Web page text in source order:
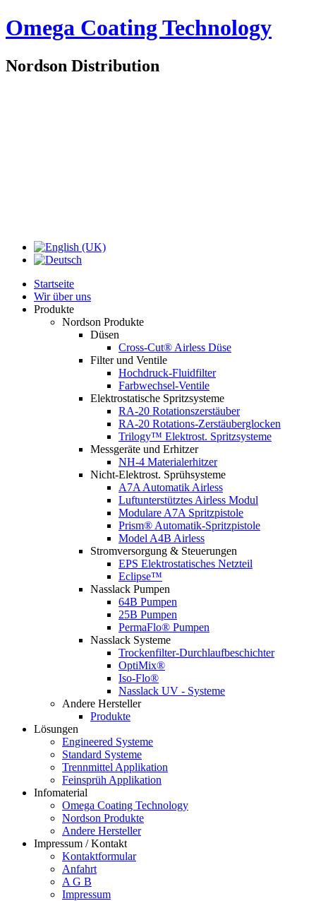
Omega Coating Technology
Nordson Distribution
Startseite
Wir über uns
Produkte
Nordson Produkte
Düsen
Cross-Cut® Airless Düse
Filter und Ventile
Hochdruck-Fluidfilter
Farbwechsel-Ventile
Elektrostatische Spritzsysteme
RA-20 Rotationszerstäuber
RA-20 Rotations-Zerstäuberglocken
Trilogy™ Elektrost. Spritzsysteme
Messgeräte und Erhitzer
NH-4 Materialerhitzer
Nicht-Elektrost. Sprühsysteme
A7A Automatik Airless
Luftunterstütztes Airless Modul
Modulare A7A Spritzpistole
Prism® Automatik-Spritzpistole
Model A4B Airless
Stromversorgung & Steuerungen
EPS Elektrostatisches Netzteil
Eclipse™
Nasslack Pumpen
64B Pumpen
25B Pumpen
PermaFlo® Pumpen
Nasslack Systeme
Trockenfilter-Durchlaufbeschichter
OptiMix®
Iso-Flo®
Nasslack UV - Systeme
Andere Hersteller
Produkte
Lösungen
Engineered Systeme
Standard Systeme
Trennmittel Applikation
Feinsprüh Applikation
Infomaterial
Omega Coating Technology
Nordson Produkte
Andere Hersteller
Impressum / Kontakt
Kontaktformular
Anfahrt
A G B
Impressum